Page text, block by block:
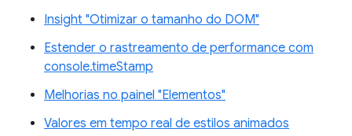
Insight "Otimizar o tamanho do DOM"
Estender o rastreamento de performance com
console.timeStamp
Melhorias no painel "Elementos"
Valores em tempo real de estilos animados